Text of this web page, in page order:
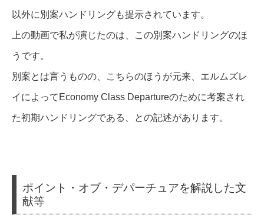
以外に別案ハンドリングも提示されています。
上の動画で私が演じたのは、この別案ハンドリングのほ
うです。
別案とは言うものの、こちらのほうが元来、エルムズレ
イによってEconomy Class Departureのために考案され
た初期ハンドリングである、との記述があります。
ポイント・オブ・デパーチュアを解説した文
献等